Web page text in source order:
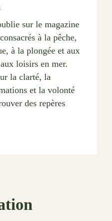
sur le magazine
à la pêche,
à la plongée et aux
loisirs en mer.
la clarté, la
et la volonté
des repères